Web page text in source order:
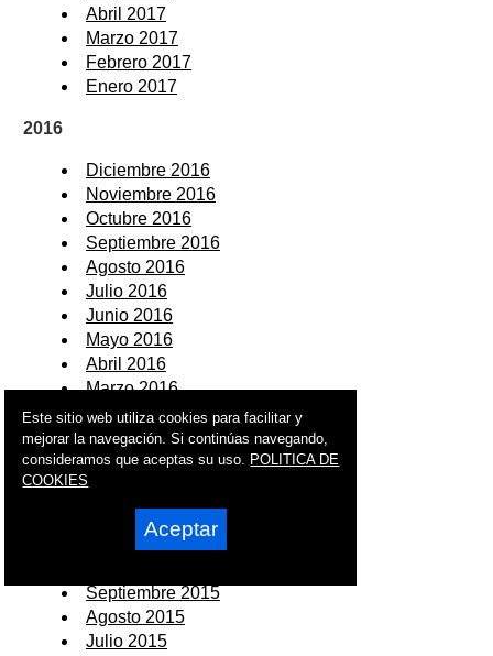
Abril 2017
Marzo 2017
Febrero 2017
Enero 2017
2016
Diciembre 2016
Noviembre 2016
Octubre 2016
Septiembre 2016
Agosto 2016
Julio 2016
Junio 2016
Mayo 2016
Abril 2016
Marzo 2016
Febrero 2016
Enero 2016
2015
Diciembre 2015
Noviembre 2015
Septiembre 2015
Agosto 2015
Julio 2015
Este sitio web utiliza cookies para facilitar y
mejorar la navegación. Si continúas navegando,
consideramos que aceptas su uso. POLITICA DE
COOKIES
Aceptar